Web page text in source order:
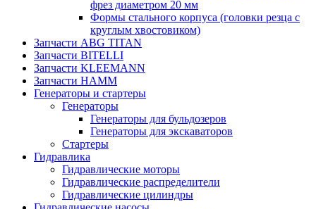
фрез диаметром 20 мм
Формы стального корпуса (головки резца с
круглым хвостовиком)
Запчасти ABG TITAN
Запчасти BITELLI
Запчасти KLEEMANN
Запчасти HAMM
Генераторы и стартеры
Генераторы
Генераторы для бульдозеров
Генераторы для экскаваторов
Стартеры
Гидравлика
Гидравлические моторы
Гидравлические распределители
Гидравлические цилиндры